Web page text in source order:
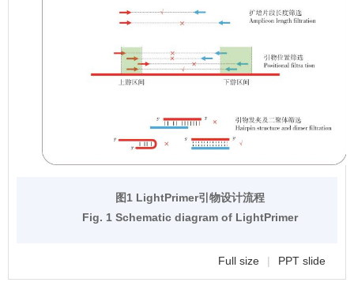
图1 LightPrimer引物设计流程
Fig. 1 Schematic diagram of LightPrimer
Full size | PPT slide